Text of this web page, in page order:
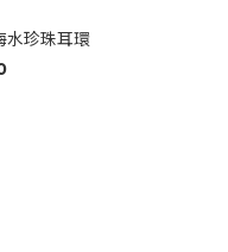
珍珠耳環